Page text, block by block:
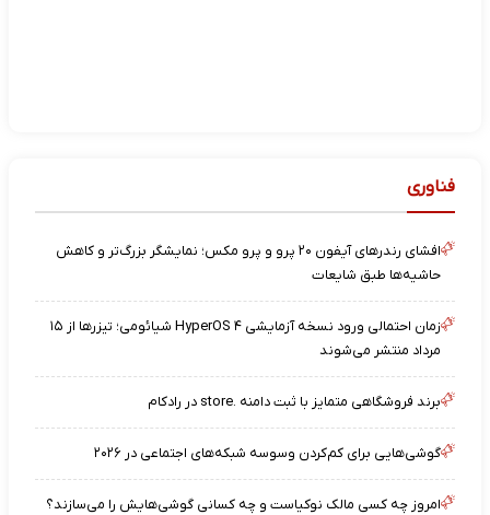
فناوری
افشای رندرهای آیفون ۲۰ پرو و پرو مکس؛ نمایشگر بزرگ‌تر و کاهش
حاشیه‌ها طبق شایعات
زمان احتمالی ورود نسخه آزمایشی HyperOS ۴ شیائومی؛ تیزرها از ۱۵
مرداد منتشر می‌شوند
برند فروشگاهی متمایز با ثبت دامنه .store در رادکام
گوشی‌هایی برای کم‌کردن وسوسه شبکه‌های اجتماعی در ۲۰۲۶
امروز چه کسی مالک نوکیاست و چه کسانی گوشی‌هایش را می‌سازند؟